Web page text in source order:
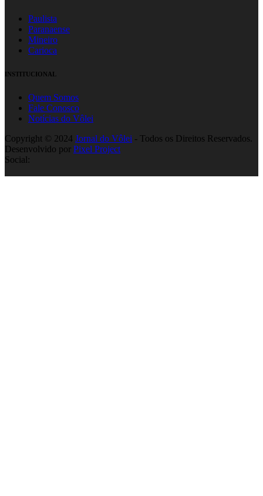
Paulista
Paranaense
Mineiro
Carioca
INSTITUCIONAL
Quem Somos
Fale Conosco
Notícias do Vôlei
Copyright © 2024 Jornal do Vôlei - Todos os Direitos Reservados.
Desenvolvido por Pixel Project
Social: